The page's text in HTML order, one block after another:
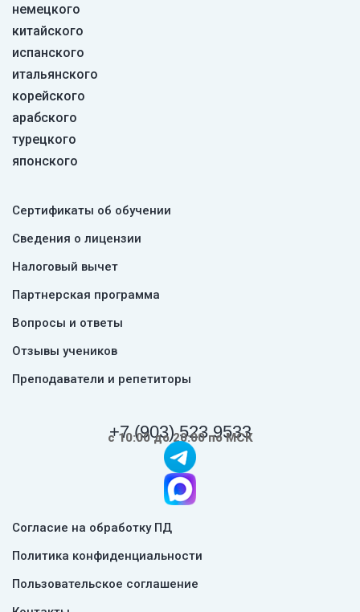
немецкого
китайского
испанского
итальянского
корейского
арабского
турецкого
японского
Сертификаты об обучении
Сведения о лицензии
Налоговый вычет
Партнерская программа
Вопросы и ответы
Отзывы учеников
Преподаватели и репетиторы
+7 (903) 523 9533
с 10:00 до 20:00 по МСК
Согласие на обработку ПД
Политика конфиденциальности
Пользовательское соглашение